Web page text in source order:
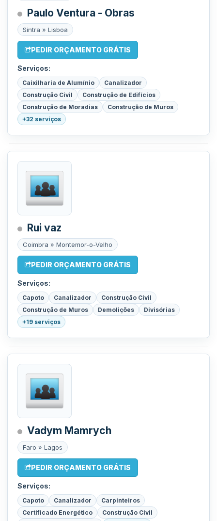
Paulo Ventura - Obras
Sintra » Lisboa
PEDIR ORÇAMENTO GRÁTIS
Serviços:
Caixilharia de Alumínio
Canalizador
Construção Civil
Construção de Edifícios
Construção de Moradias
Construção de Muros
+32 serviços
Rui vaz
Coimbra » Montemor-o-Velho
PEDIR ORÇAMENTO GRÁTIS
Serviços:
Capoto Canalizador
Construção Civil
Construção de Muros
Demolições
Divisórias
+19 serviços
Vadym Mamrych
Faro » Lagos
PEDIR ORÇAMENTO GRÁTIS
Serviços:
Capoto Canalizador
Carpinteiros
Certificado Energético
Construção Civil